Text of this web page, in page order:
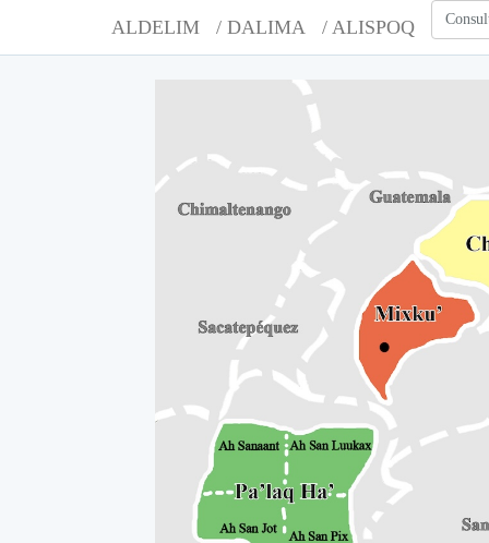
ALDELIM / DALIMA / ALISPOQ
A
A